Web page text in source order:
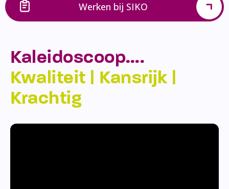
Werken bij SIKO
Kaleidoscoop….
Kwaliteit | Kansrijk |
Krachtig